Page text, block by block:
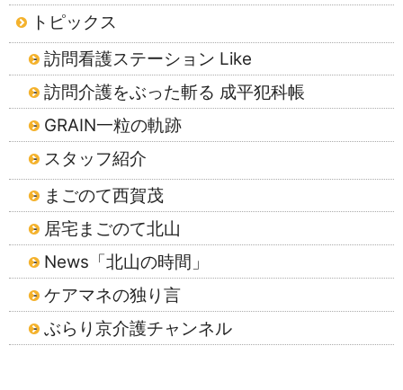
トピックス
訪問看護ステーション Like
訪問介護をぶった斬る 成平犯科帳
GRAIN一粒の軌跡
スタッフ紹介
まごのて西賀茂
居宅まごのて北山
News「北山の時間」
ケアマネの独り言
ぶらり京介護チャンネル